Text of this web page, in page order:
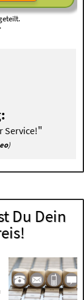
Service!"
)
Du Dein